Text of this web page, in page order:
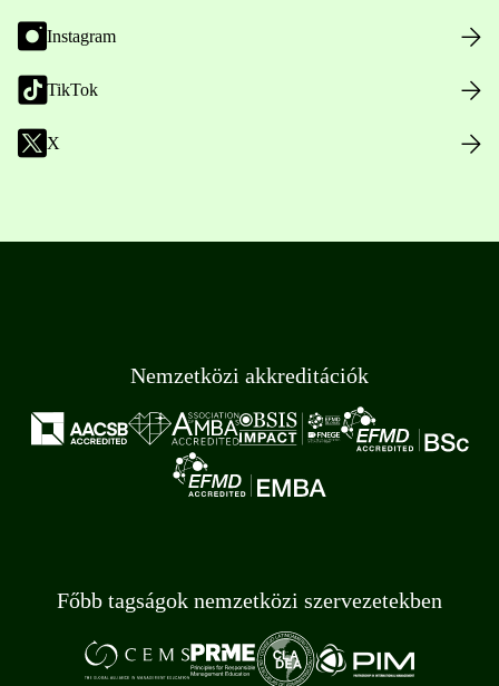
Instagram
TikTok
X
Nemzetközi akkreditációk
Főbb tagságok nemzetközi szervezetekben